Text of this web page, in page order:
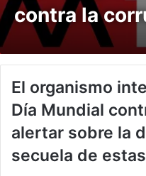
contra la
El organismo
Día Mundial
alertar sobre la
secuela de